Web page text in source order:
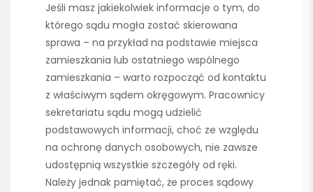
Jeśli masz jakiekolwiek informacje o tym, do
którego sądu mogła zostać skierowana
sprawa – na przykład na podstawie miejsca
zamieszkania lub ostatniego wspólnego
zamieszkania – warto rozpocząć od kontaktu
z właściwym sądem okręgowym. Pracownicy
sekretariatu sądu mogą udzielić
podstawowych informacji, choć ze względu
na ochronę danych osobowych, nie zawsze
udostępnią wszystkie szczegóły od ręki.
Należy jednak pamiętać, że proces sądowy